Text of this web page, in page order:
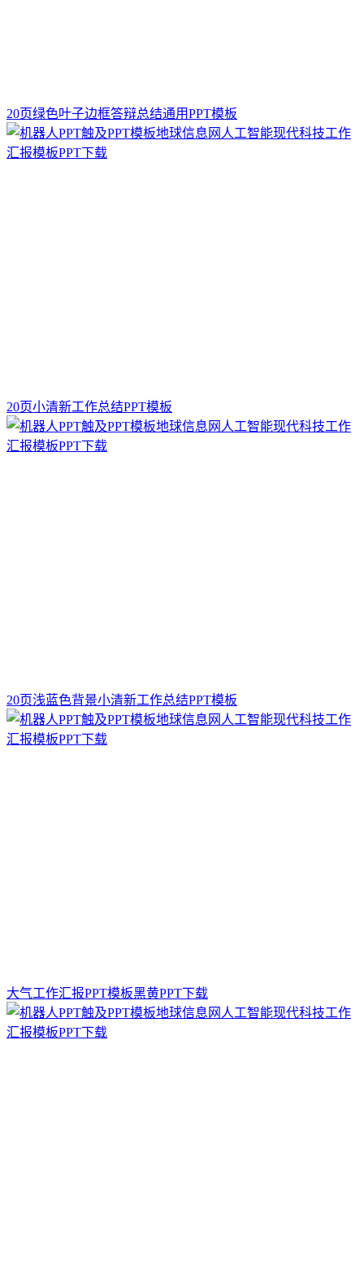
20页绿色叶子边框答辩总结通用PPT模板
20页小清新工作总结PPT模板
20页浅蓝色背景小清新工作总结PPT模板
大气工作汇报PPT模板黑黄PPT下载